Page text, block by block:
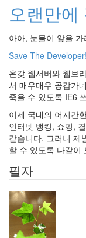
오랜만에
아아, 눈물이 앞을
Save The
온갖 웹서버와 웹브
서 매우매우 공감가
죽을 수 있도록 IE6
이제 국내의 어지간
인터넷 뱅킹, 쇼핑,
같습니다. 그러니 제
할 수 있도록 다같이
필자